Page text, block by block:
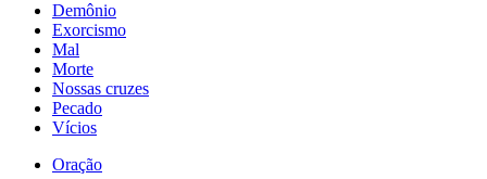
Demônio
Exorcismo
Mal
Morte
Nossas cruzes
Pecado
Vícios
Oração